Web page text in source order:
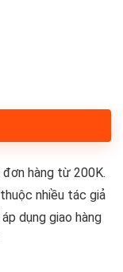
hàng từ 200K.
nhiều tác giả
dụng giao hàng